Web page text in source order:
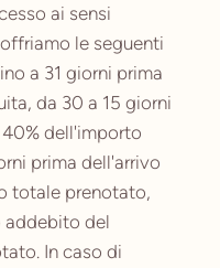
ai sensi
le seguenti
a 31 giorni prima
da 30 a 15 giorni
dell'importo
prima dell'arrivo
totale prenotato,
addebito del
In caso di